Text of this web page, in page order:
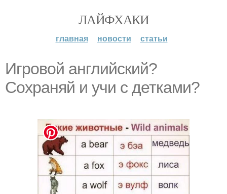
ЛАЙФХАКИ
главная новости статьи
Игровой английский?
Сохраняй и учи с детками?